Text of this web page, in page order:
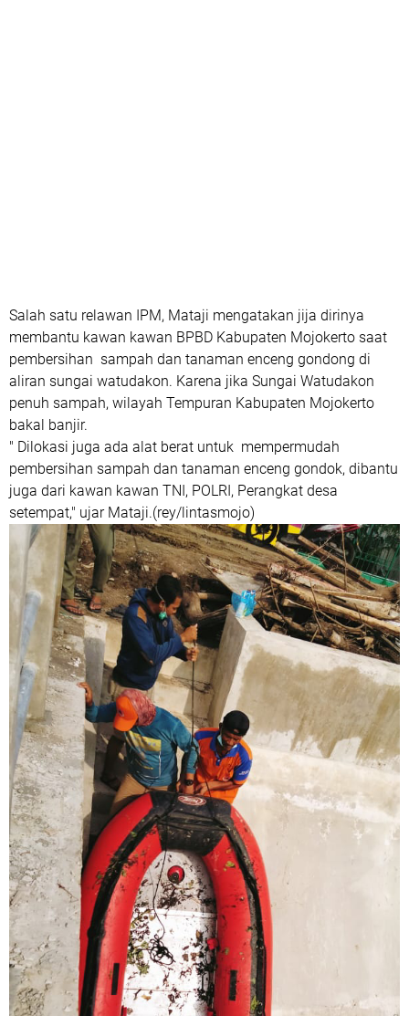
Salah satu relawan IPM, Mataji mengatakan jija dirinya
membantu kawan kawan BPBD Kabupaten Mojokerto saat
pembersihan sampah dan tanaman enceng gondong di
aliran sungai watudakon. Karena jika Sungai Watudakon
penuh sampah, wilayah Tempuran Kabupaten Mojokerto
bakal banjir.
" Dilokasi juga ada alat berat untuk mempermudah
pembersihan sampah dan tanaman enceng gondok, dibantu
juga dari kawan kawan TNI, POLRI, Perangkat desa
setempat," ujar Mataji.(rey/lintasmojo)